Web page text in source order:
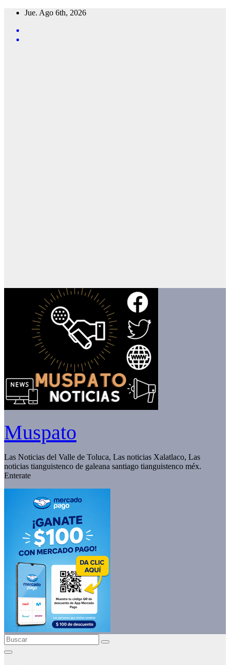
Saltar
contenido
Jue. Ago 6th, 2026
Muspato
Las Noticias del Valle de Toluca, Las noticias Xalatlaco, Las
noticias tianguistenco de galeana santiago tianguistenco méx.
Enterate